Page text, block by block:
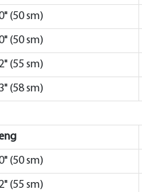
(50 sm)
(50 sm)
(55 sm)
(58 sm)
(50 sm)
(55 sm)